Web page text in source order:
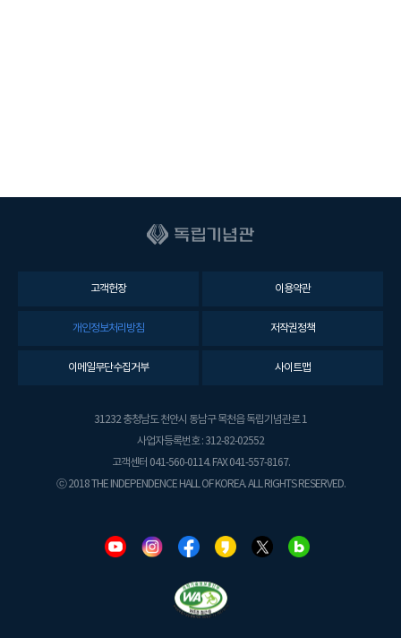
고객헌장 이용약관
개인정보처리방침 저작권정책
이메일무단수집거부 사이트맵
31232 충청남도 천안시 동남구 목천읍 독립기념관로 1
사업자등록번호 : 312-82-02552
고객센터 041-560-0114. FAX 041-557-8167.
ⓒ 2018 THE INDEPENDENCE HALL OF KOREA. ALL RIGHTS RESERVED.